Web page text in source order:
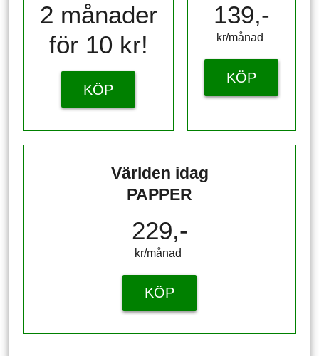
2 månader
för 10 kr!
KÖP
139,-
kr/månad ​​​​​​
KÖP
Världen idag
PAPPER
229,-
kr/månad ​​​​​​
KÖP